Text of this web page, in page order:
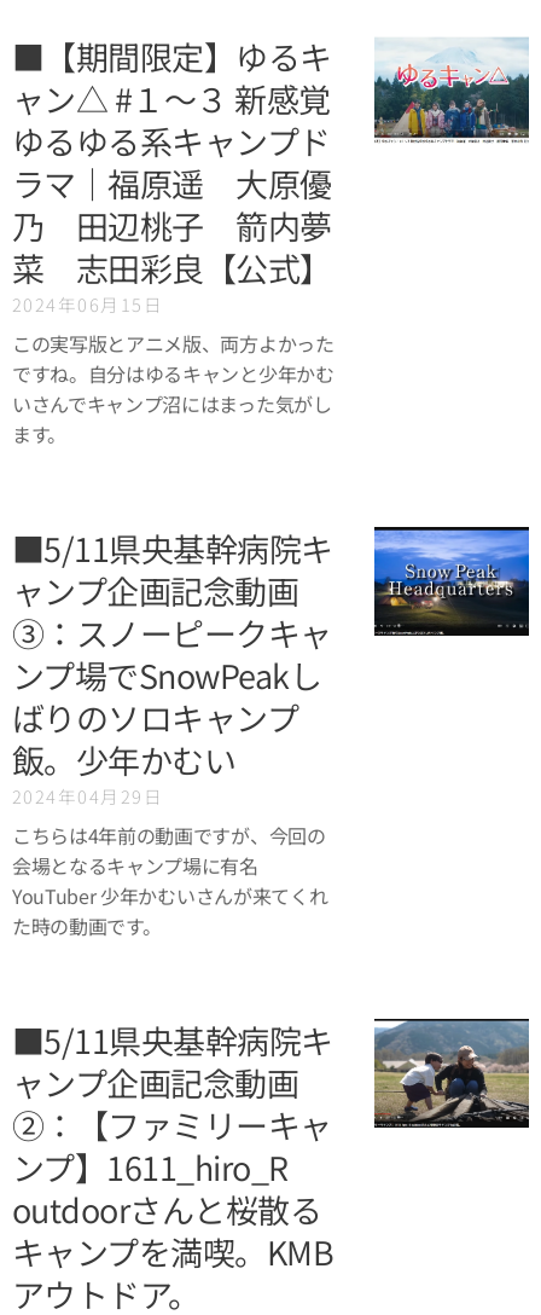
■【期間限定】ゆるキ
ャン△ #１～３ 新感覚
ゆるゆる系キャンプド
ラマ｜福原遥 大原優
乃 田辺桃子 箭内夢
菜 志田彩良【公式】
2024年06月15日
この実写版とアニメ版、両方よかった
ですね。自分はゆるキャンと少年かむ
いさんでキャンプ沼にはまった気がし
ます。
■5/11県央基幹病院キ
ャンプ企画記念動画
③：スノーピークキャ
ンプ場でSnowPeakし
ばりのソロキャンプ
飯。少年かむい
2024年04月29日
こちらは4年前の動画ですが、今回の
会場となるキャンプ場に有名
YouTuber 少年かむいさんが来てくれ
た時の動画です。
■5/11県央基幹病院キ
ャンプ企画記念動画
②：【ファミリーキャ
ンプ】1611_hiro_R
outdoorさんと桜散る
キャンプを満喫。KMB
アウトドア。